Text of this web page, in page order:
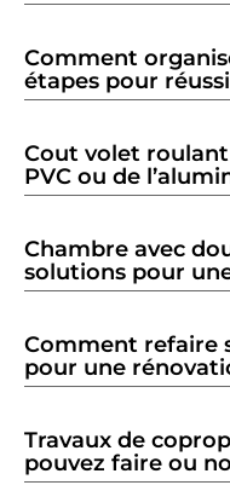
Comment
étapes pour
Cout volet
PVC ou de
Chambre avec
solutions pour
Comment refaire
pour une
Travaux de
pouvez faire ou